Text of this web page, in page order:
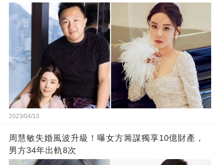
2023/04/13
周慧敏失婚風波升級！曝女方籌謀獨享10億財產，
男方34年出軌8次